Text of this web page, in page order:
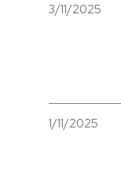
AREA
3/11/2025
1/11/2025